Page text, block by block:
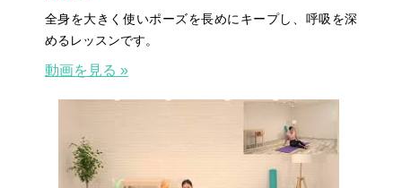
全身を大きく使いポーズを長めにキープし、呼吸を深
めるレッスンです。
動画を見る »